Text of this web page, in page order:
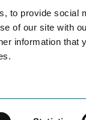
to provide social
of our site with
information that